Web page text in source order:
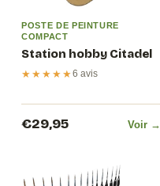
POSTE DE PEINTURE
COMPACT
Station hobby Citadel
★★★★★6 avis
€29,95 Voir →